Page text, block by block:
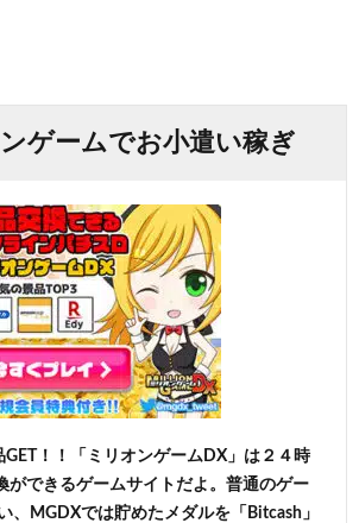
ゲームでお小遣い稼ぎ
！！「ミリオンゲームDX」は２４時
ができるゲームサイトだよ。普通のゲー
、MGDXでは貯めたメダルを「Bitcash」